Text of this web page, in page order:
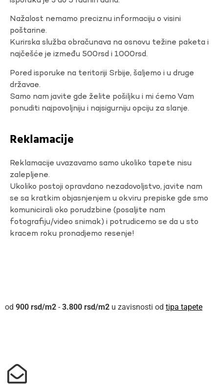
Nažalost nemamo preciznu informaciju o visini
poštarine.
Kurirska služba obračunava na osnovu težine paketa i
najčešće je između 500rsd i 1000rsd.
Pored isporuke na teritoriji Srbije, šaljemo i u druge
državae.
Samo nam javite gde želite pošiljku i mi ćemo Vam
ponuditi najpovoljniju i najsigurniju opciju za slanje.
Reklamacije
Reklamacije uvazavamo samo ukoliko tapete nisu
zalepljene.
Ukoliko postoji opravdano nezadovoljstvo, javite nam
se sa kratkim objasnjenjem u okviru prepiske gde smo
komunicirali oko porudzbine (posaljite nam
fotografiju/video snimak) i potrudicemo se da u sto
kracem roku pronadjemo resenje!
900 rsd - 3.800 rsd u zavisnosti od tipa tapete